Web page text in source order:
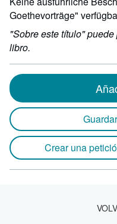
Goethevorträge"
"Sobre este título"
libro.
Crear una